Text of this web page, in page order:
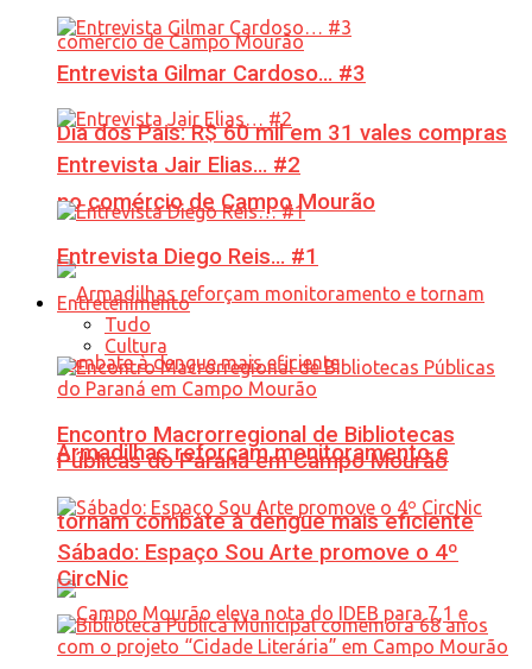
Dia dos Pais: R$ 60 mil em 31 vales compras
no comércio de Campo Mourão
Armadilhas reforçam monitoramento e
tornam combate à dengue mais eficiente
Entrevista Gilmar Cardoso… #3
Entrevista Jair Elias… #2
Entrevista Diego Reis… #1
Entretenimento
Tudo
Cultura
Encontro Macrorregional de Bibliotecas
Públicas do Paraná em Campo Mourão
Sábado: Espaço Sou Arte promove o 4º
CircNic